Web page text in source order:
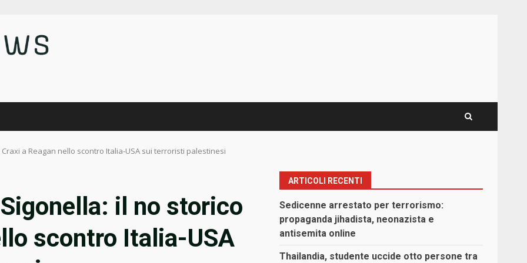
a Reagan nello scontro Italia-USA sui terroristi palestinesi
il no storico
scontro Italia-USA
ARTICOLI RECENTI
Sedicenne arrestato per terrorismo:
propaganda jihadista, neonazista e
antisemita online
Thailandia, studente uccide otto persone tra